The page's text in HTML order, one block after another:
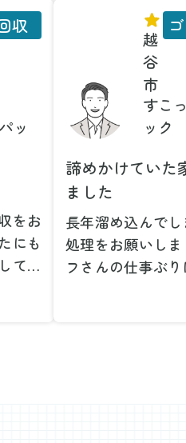
ッ
収
をお
にも
てい
願
重
越
谷
市
すこ
ック
諦めかけていた
ました
長年溜め込んでし
処理をお願いしま
フさんの仕事ぶり